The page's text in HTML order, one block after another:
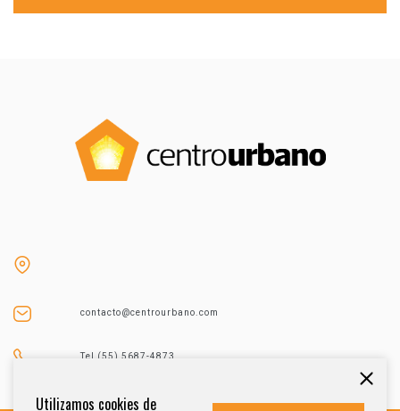
contacto@centrourbano.com
Tel (55) 5687-4873
Utilizamos cookies de